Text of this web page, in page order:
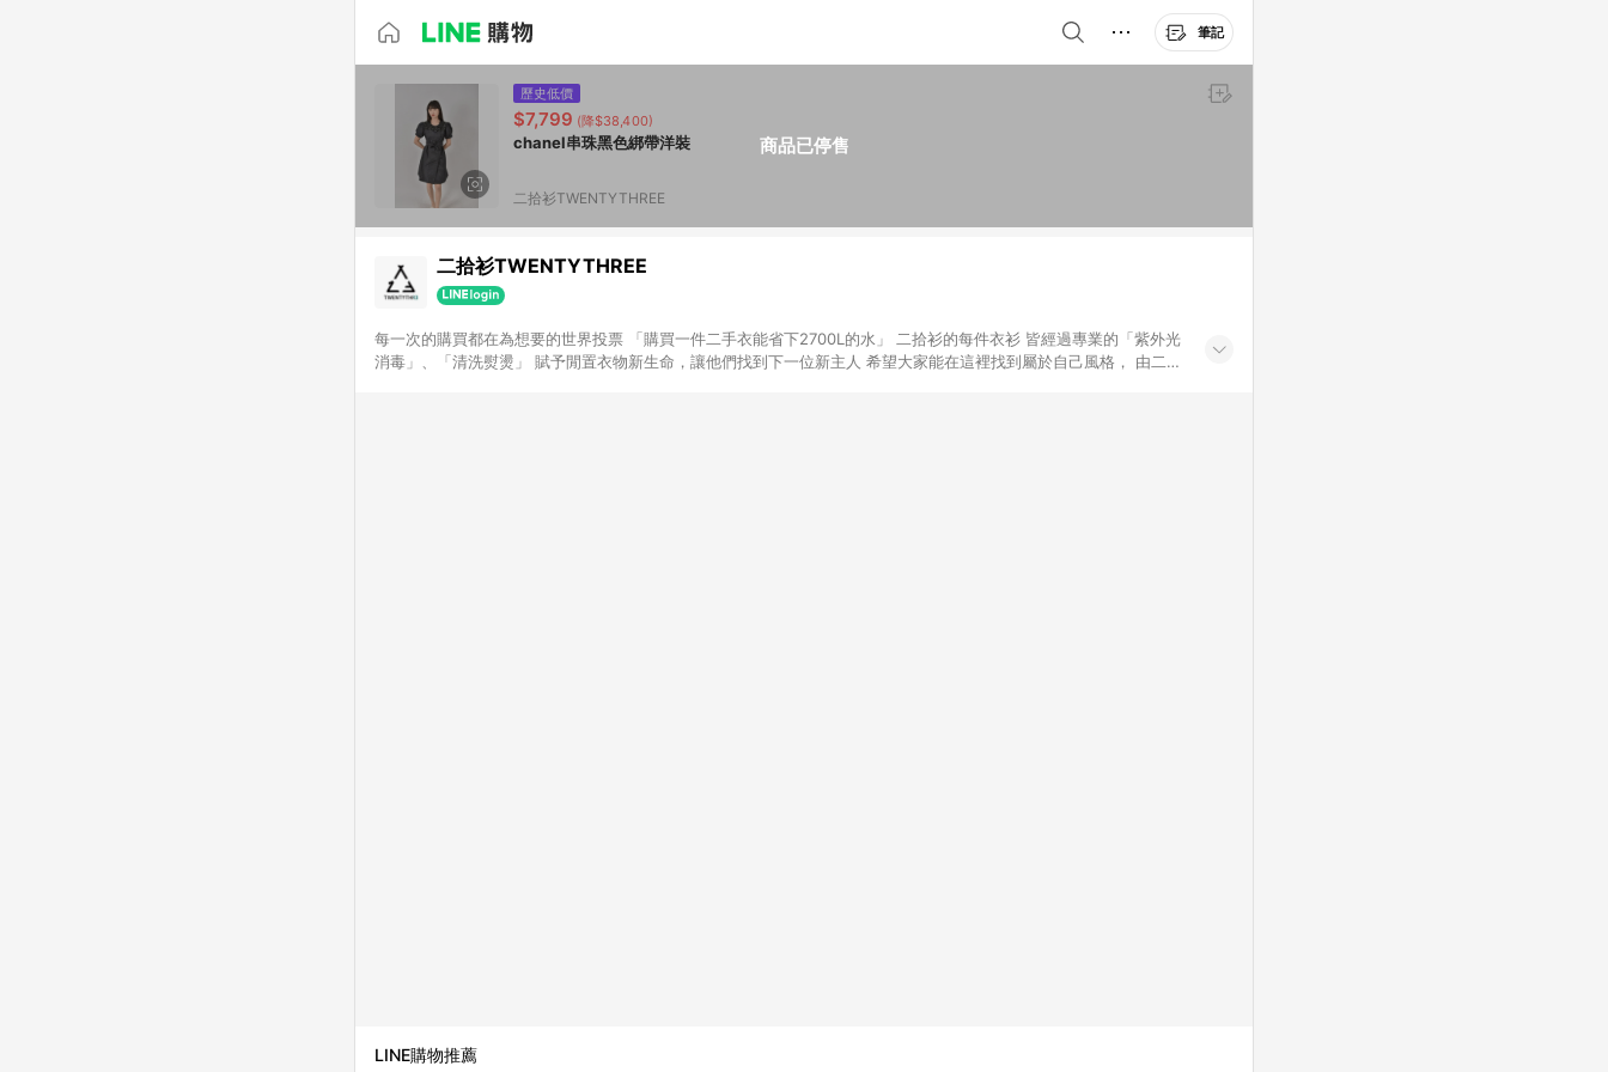
筆記
商品已停售
歷史低價
$7,799 (降$38,400)
chanel串珠黑色綁帶洋裝
二拾衫TWENTYTHREE
二拾衫TWENTYTHREE
每一次的購買都在為想要的世界投票 「購買一件二手衣能省下2700L的水」 二拾衫的每件衣衫 皆經過專業的「紫外光
消毒」、「清洗熨燙」 賦予閒置衣物新生命，讓他們找到下一位新主人 希望大家能在這裡找到屬於自己風格， 由二拾
LINE購物推薦